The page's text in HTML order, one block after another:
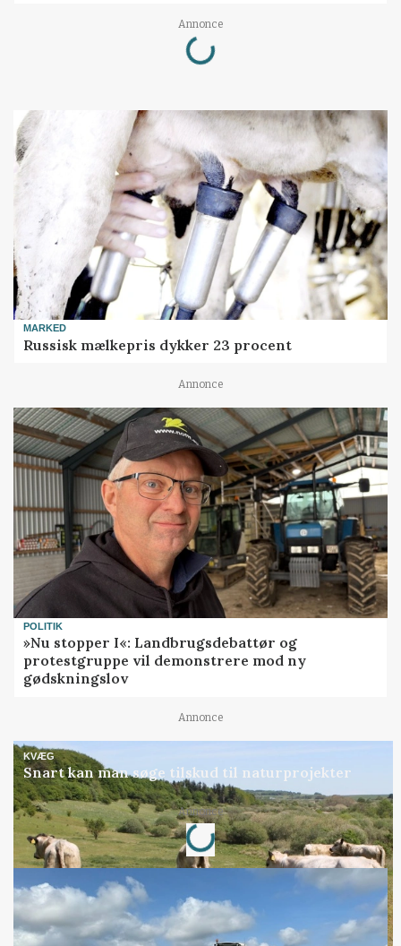
Annonce
Loading...
MARKED
Russisk mælkepris dykker 23 procent
Annonce
POLITIK
»Nu stopper I«: Landbrugsdebattør og
protestgruppe vil demonstrere mod ny
gødskningslov
Annonce
KVÆG
Snart kan man søge tilskud til naturprojekter
Annonce
Loading...